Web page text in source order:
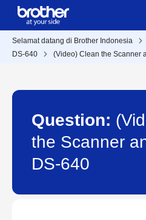
Selamat datang di Brother Indonesia
DS-640
(Video) Clean the Scanner
Question:
the Scanner
DS-640